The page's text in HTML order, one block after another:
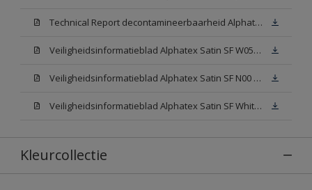
Technical Report decontamineerbaarheid Alphatex Satin SF
Veiligheidsinformatieblad Alphatex Satin SF W05 (MSDS)
Veiligheidsinformatieblad Alphatex Satin SF N00 (MSDS)
Veiligheidsinformatieblad Alphatex Satin SF White (MSDS)
Kleurcollectie